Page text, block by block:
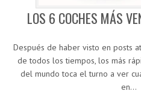
LOS 6 COCHES MÁS
Después de haber visto en posts
de todos los tiempos, los más
del mundo toca el turno a ver
en…